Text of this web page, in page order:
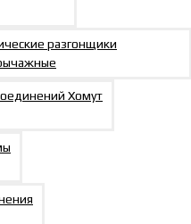
разгонщики
Хомут